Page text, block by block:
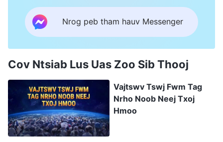
Nrog peb tham hauv Messenger
Cov Ntsiab Lus Uas Zoo Sib Thooj
Vajtswv Tswj Fwm Tag
Nrho Noob Neej Txoj
Hmoo